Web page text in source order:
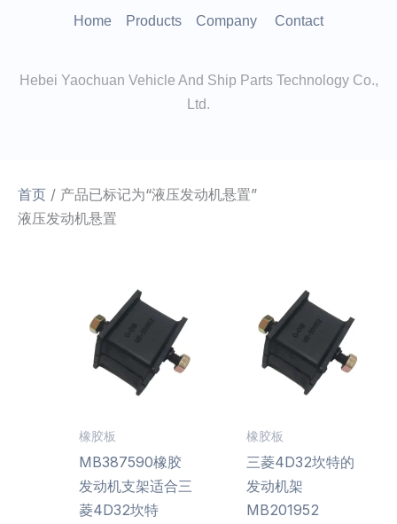
Home Products Company Contact
Hebei Yaochuan Vehicle And Ship Parts Technology Co.,
Ltd.
首页 / 产品已标记为“液压发动机悬置”
液压发动机悬置
橡胶板
MB387590橡胶
发动机支架适合三
菱4D32坎特
橡胶板
三菱4D32坎特的
发动机架
MB201952